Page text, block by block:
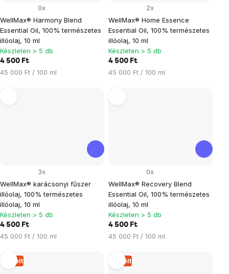
WellMax® Harmony Blend
Essential Oil, 100% természetes
illóolaj, 10 ml
0x
Készleten > 5 db
4 500 Ft
Egységár:
45 000 Ft / 100 ml
WellMax® Home Essence
Essential Oil, 100% természetes
illóolaj, 10 ml
2x
Készleten > 5 db
4 500 Ft
Egységár:
45 000 Ft / 100 ml
WellMax® karácsonyi fűszer
illóolaj, 100% természetes
illóolaj, 10 ml
3x
Készleten > 5 db
4 500 Ft
Egységár:
45 000 Ft / 100 ml
WellMax® Recovery Blend
Essential Oil, 100% természetes
illóolaj, 10 ml
0x
Készleten > 5 db
4 500 Ft
Egységár:
45 000 Ft / 100 ml
Elkelt Elkelt